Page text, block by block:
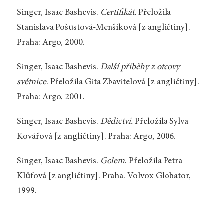
Singer, Isaac Bashevis. Certifikát. Přeložila
Stanislava Pošustová-Menšíková [z angličtiny].
Praha: Argo, 2000.
Singer, Isaac Bashevis. Další příběhy z otcovy
světnice. Přeložila Gita Zbavitelová [z angličtiny].
Praha: Argo, 2001.
Singer, Isaac Bashevis. Dědictví. Přeložila Sylva
Kovářová [z angličtiny]. Praha: Argo, 2006.
Singer, Isaac Bashevis. Golem. Přeložila Petra
Klůfová [z angličtiny]. Praha. Volvox Globator,
1999.